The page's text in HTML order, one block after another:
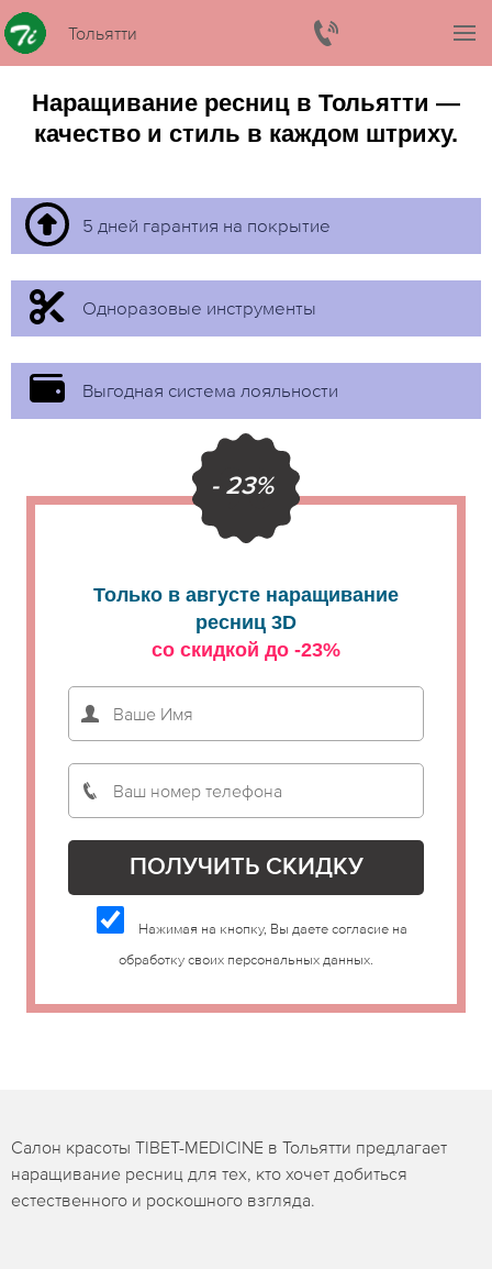
Тольятти
Наращивание ресниц в Тольятти —
качество и стиль в каждом штриху.
5 дней гарантия на покрытие
Одноразовые инструменты
Выгодная система лояльности
- 23%
Только в августе наращивание
ресниц 3D
со скидкой до -23%
Нажимая на кнопку, Вы даете согласие на
обработку своих персональных данных.
Салон красоты TIBET-MEDICINE в Тольятти предлагает
наращивание ресниц для тех, кто хочет добиться
естественного и роскошного взгляда.